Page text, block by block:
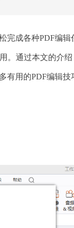
成各种PDF编辑
。通过本文的介
用的PDF编辑技